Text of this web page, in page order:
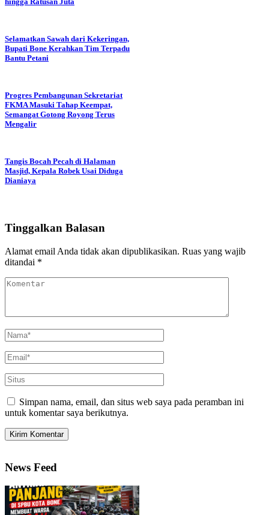
Selamatkan Sawah dari Kekeringan,
Bupati Bone Kerahkan Tim Terpadu
Bantu Petani
Progres Pembangunan Sekretariat
FKMA Masuki Tahap Keempat,
Semangat Gotong Royong Terus
Mengalir
Tangis Bocah Pecah di Halaman
Masjid, Kepala Robek Usai Diduga
Dianiaya
Tinggalkan Balasan
Alamat email Anda tidak akan dipublikasikan. Ruas yang wajib
ditandai *
Simpan nama, email, dan situs web saya pada peramban ini
untuk komentar saya berikutnya.
News Feed